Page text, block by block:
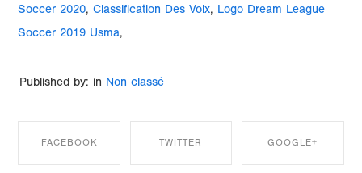
Soccer 2020,Classification Des Voix, Logo Dream League
Soccer 2019 Usma,
Published by: in Non classé
FACEBOOK TWITTER GOOGLE+